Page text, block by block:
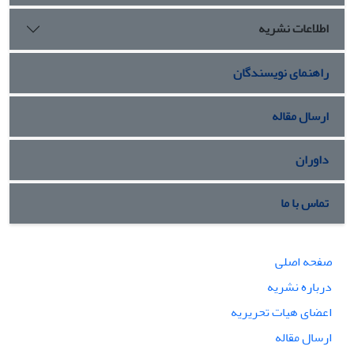
اطلاعات نشریه
راهنمای نویسندگان
ارسال مقاله
داوران
تماس با ما
صفحه اصلی
درباره نشریه
اعضای هیات تحریریه
ارسال مقاله